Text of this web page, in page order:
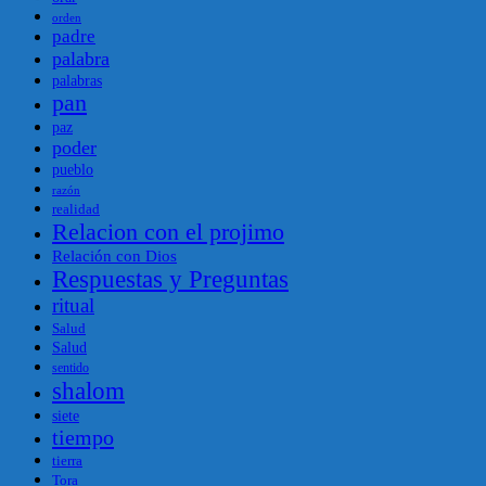
orden
padre
palabra
palabras
pan
paz
poder
pueblo
razón
realidad
Relacion con el projimo
Relación con Dios
Respuestas y Preguntas
ritual
Salud
Salud
sentido
shalom
siete
tiempo
tierra
Tora